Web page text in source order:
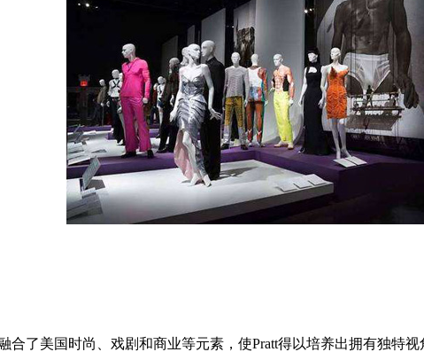
美国时尚、戏剧和商业等元素，使Pratt得以培养出拥有独特